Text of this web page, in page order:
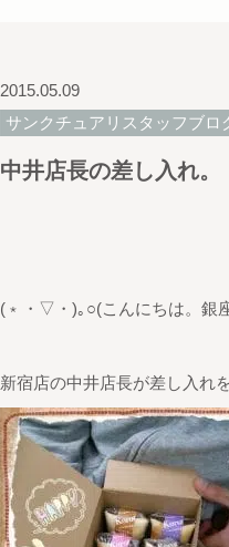
2015.05.09
サンクチュアリスタッフブロ
中井店長の差し入れ。
(﹡・▽・)｡○(こんにちは。銀
新宿店の中井店長が差し入れ